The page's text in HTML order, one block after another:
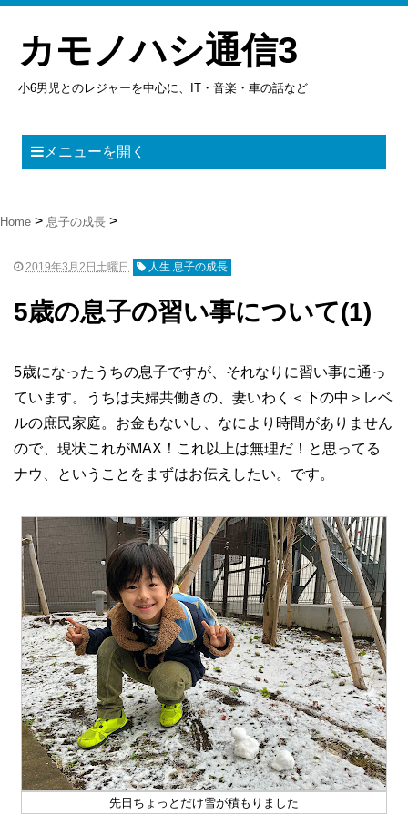
カモノハシ通信3
小6男児とのレジャーを中心に、IT・音楽・車の話など
メニューを開く
Home 息子の成長
2019年3月2日土曜日 人生 息子の成長
5歳の息子の習い事について(1)
5歳になったうちの息子ですが、それなりに習い事に通っ
ています。うちは夫婦共働きの、妻いわく＜下の中＞レベ
ルの庶民家庭。お金もないし、なにより時間がありません
ので、現状これがMAX！これ以上は無理だ！と思ってる
ナウ、ということをまずはお伝えしたい。です。
先日ちょっとだけ雪が積もりました